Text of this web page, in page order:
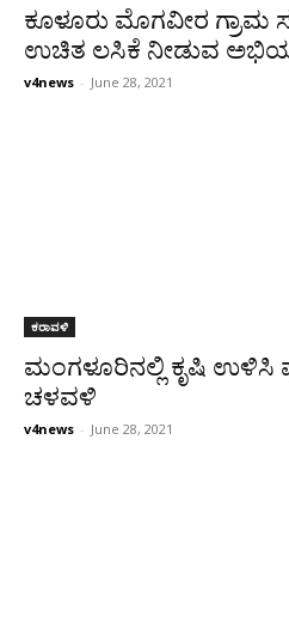
ಕೂಳೂರು ಮೊಗವೀರ
ಉಚಿತ ಲಸಿಕೆ ನೀಡುವ
v4news - June 28, 2021
ಕರಾವಳಿ
ಮಂಗಳೂರಿನಲ್ಲಿ ಕೃಷಿ ಉಳಿಸಿ
ಚಳವಳಿ
v4news - June 28, 2021